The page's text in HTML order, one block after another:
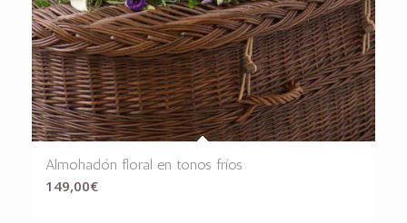
Almohadón floral en tonos fríos
149,00€